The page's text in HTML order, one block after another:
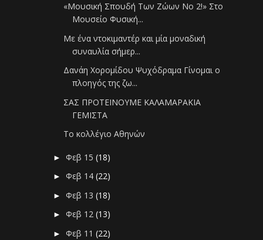
«Μουσική Σπουδή Των Ζώων Νο 2!» Στο
Μουσείο Φυσική...
Με ένα ντοκιμαντέρ και μία μοναδική
συναυλία σήμερ...
Δανάη Χορομίδου Ψυχόδραμα Γίνομαι ο
πλοηγός της ζω...
ΣΑΣ ΠΡΟΤΕΙΝΟΥΜΕ ΚΑΛΑΜΑΡΑΚΙΑ
ΓΕΜΙΣΤΑ
Το κολλέγιο Αθηνών
►Φεβ 15(18)
►Φεβ 14(22)
►Φεβ 13(18)
►Φεβ 12(13)
►Φεβ 11(22)